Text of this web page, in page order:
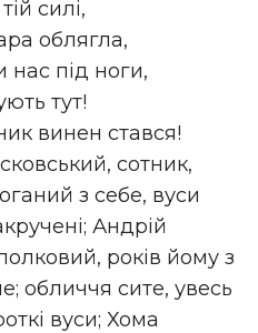
силі,
облягла,
нас під ноги,
тут!
винен стався!
сотник,
з себе, вуси
Андрій
років йому з
обличчя сите, увесь
вуси; Хома